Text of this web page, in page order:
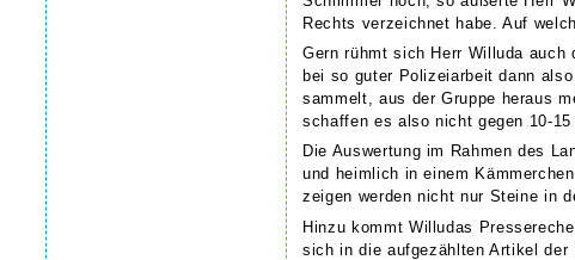
Rechts verzeichnet habe. Auf
Gern rühmt sich Herr Willuda
bei so guter Polizeiarbeit dann
sammelt, aus der Gruppe heraus
schaffen es also nicht gegen 10-
Die Auswertung im Rahmen des
und heimlich in einem
zeigen werden nicht nur Steine in
Hinzu kommt Willudas
sich in die aufgezählten Artikel der